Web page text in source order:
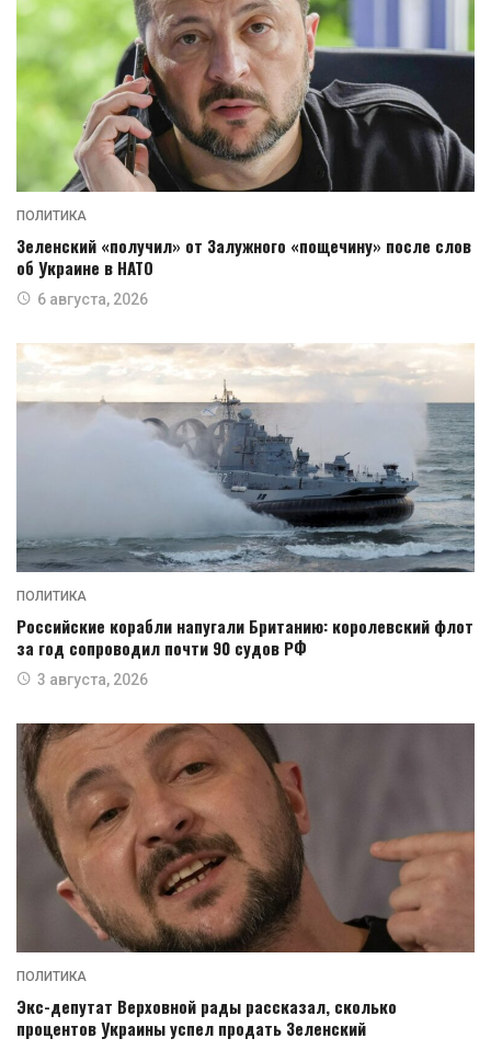
ПОЛИТИКА
Зеленский «получил» от Залужного «пощечину» после слов
об Украине в НАТО
6 августа, 2026
ПОЛИТИКА
Российские корабли напугали Британию: королевский флот
за год сопроводил почти 90 судов РФ
3 августа, 2026
ПОЛИТИКА
Экс-депутат Верховной рады рассказал, сколько
процентов Украины успел продать Зеленский